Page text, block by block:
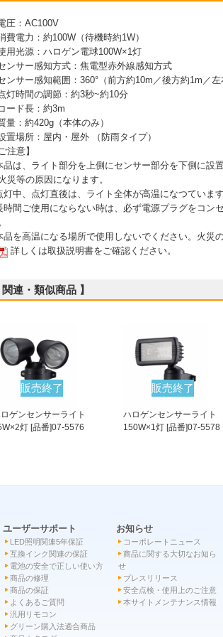
圧：AC100V
費電力：約100W（待機時約1W）
用光源：ハロゲン電球100W×1灯
ンサー感知方式：焦電型赤外線感知方式
ンサー感知範囲：360°（前方約10m／後方約1m／左
灯時間の調節：約3秒~約10分
ード長：約3m
量：約420g（本体のみ）
置場所：屋内・屋外 （防雨タイプ）
注意】
品は、ライト部分を上側にセンサー部分を下側に設
災等の原因になります。
灯中、点灯直後は、ライト全体が高温になつていま
時間ご使用にならない時は、必ず電源プラグをコン
品を高温になる場所で使用しないでください。火災
詳しくは取扱説明書をご確認ください。
関連・類似商品 】
販売終了
ゲンセンサーライト
灯 [品番]07-5576
販売終了
ハロゲンセンサーライト
150W×1灯 [品番]07-5578
ユーザーサポート
LED照明関連5年保証
互換インク関連の保証
電池の安全で正しい使い方
商品の修理
商品の保証
よくあるご質問
汎用リモコン
グリーン購入法適合商品
お知らせ
コーポレートニュース
商品に関する大切なお知ら
せ
プレスリリース
安全点検・使用上のご注意
本サイトメンテナンス情報